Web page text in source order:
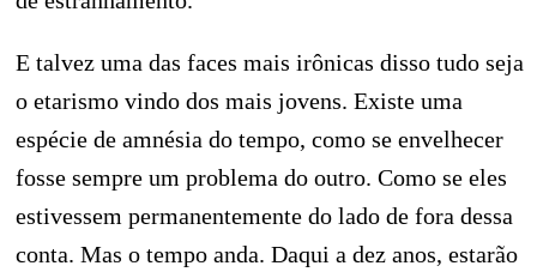
E talvez uma das faces mais irônicas disso tudo seja
o etarismo vindo dos mais jovens. Existe uma
espécie de amnésia do tempo, como se envelhecer
fosse sempre um problema do outro. Como se eles
estivessem permanentemente do lado de fora dessa
conta. Mas o tempo anda. Daqui a dez anos, estarão